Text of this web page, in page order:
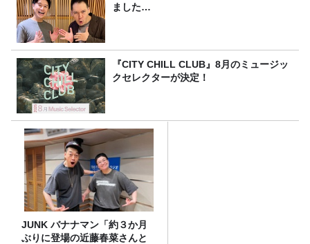
ました…
『CITY CHILL CLUB』8月のミュージッ
クセレクターが決定！
JUNK バナナマン「約３か月
ぶりに登場の近藤春菜さんと